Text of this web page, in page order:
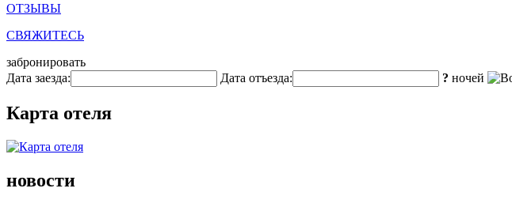
ОТЗЫВЫ
СВЯЖИТЕСЬ
забронировать
Дата заезда:
Дата отъезда: ? ночей
Карта отеля
новости